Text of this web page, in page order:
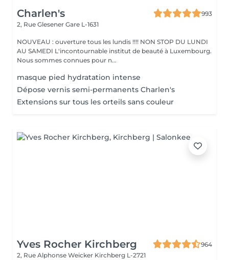
Charlen's
993
2, Rue Glesener Gare L-1631
NOUVEAU : ouverture tous les lundis !!!! NON STOP DU LUNDI
AU SAMEDI L'incontournable institut de beauté à Luxembourg.
Nous sommes connues pour n...
masque pied hydratation intense
Dépose vernis semi-permanents Charlen's
Extensions sur tous les orteils sans couleur
Yves Rocher Kirchberg
964
2, Rue Alphonse Weicker Kirchberg L-2721